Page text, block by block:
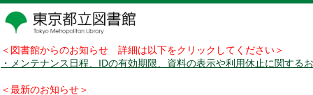
＜図書館からのお知らせ 詳細は以下をクリックしてください＞
・メンテナンス日程、IDの有効期限、資料の表示や利用休止に関する
＜最新のお知らせ＞